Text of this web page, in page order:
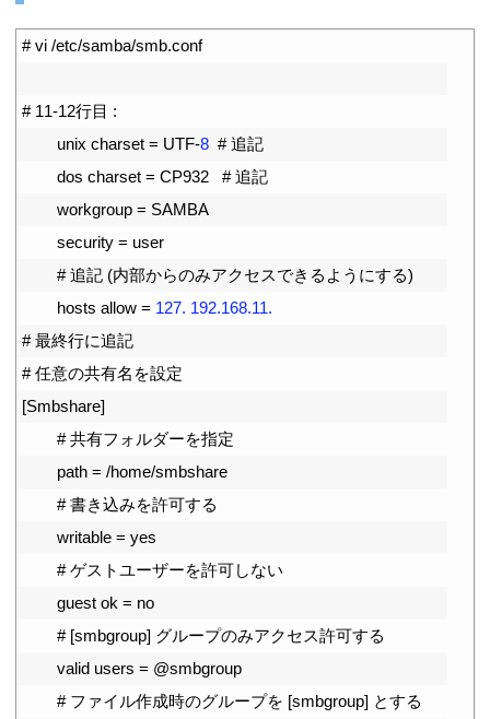
# vi /etc/samba/smb.conf
# 11-12行目 :
unix charset = UTF-8 # 追記
dos charset = CP932
# 追記
workgroup = SAMBA
security = user
# 追記 (内部からのみアクセスできるようにする)
hosts allow = 127. 192.168.11.
# 最終行に追記
# 任意の共有名を設定
[Smbshare]
# 共有フォルダーを指定
path = /home/smbshare
# 書き込みを許可する
writable = yes
# ゲストユーザーを許可しない
guest ok = no
# [smbgroup] グループのみアクセス許可する
valid users = @smbgroup
# ファイル作成時のグループを [smbgroup] とする